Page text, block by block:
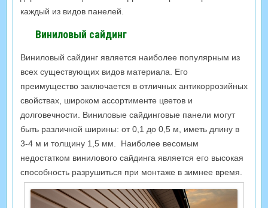
каждый из видов панелей.
Виниловый сайдинг
Виниловый сайдинг является наиболее популярным из
всех существующих видов материала. Его
преимущество заключается в отличных антикоррозийных
свойствах, широком ассортименте цветов и
долговечности. Виниловые сайдинговые панели могут
быть различной ширины: от 0,1 до 0,5 м, иметь длину в
3-4 м и толщину 1,5 мм. Наиболее весомым
недостатком винилового сайдинга является его высокая
способность разрушиться при монтаже в зимнее время.